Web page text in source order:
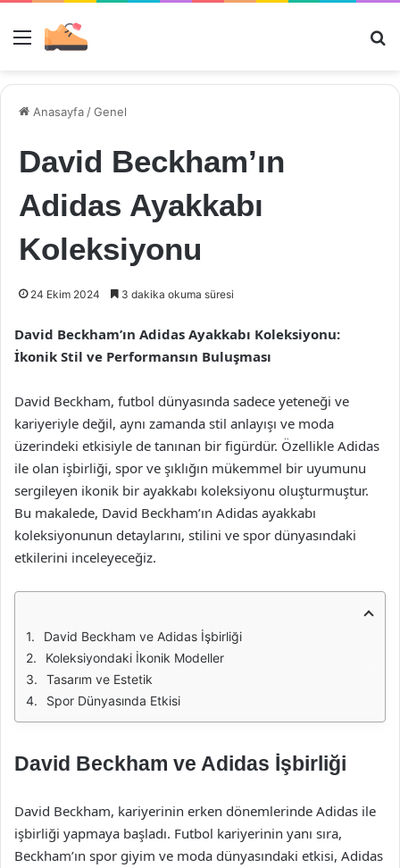
Menü
Anasayfa /Genel
David Beckham’ın
Adidas Ayakkabı
Koleksiyonu
24 Ekim 2024 3 dakika okuma süresi
David Beckham’ın Adidas Ayakkabı Koleksiyonu:
İkonik Stil ve Performansın Buluşması
David Beckham, futbol dünyasında sadece yeteneği ve
kariyeriyle değil, aynı zamanda stil anlayışı ve moda
üzerindeki etkisiyle de tanınan bir figürdür. Özellikle Adidas
ile olan işbirliği, spor ve şıklığın mükemmel bir uyumunu
sergileyen ikonik bir ayakkabı koleksiyonu oluşturmuştur.
Bu makalede, David Beckham’ın Adidas ayakkabı
koleksiyonunun detaylarını, stilini ve spor dünyasındaki
etkilerini inceleyeceğiz.
David Beckham ve Adidas İşbirliği
Koleksiyondaki İkonik Modeller
Tasarım ve Estetik
Spor Dünyasında Etkisi
David Beckham ve Adidas İşbirliği
David Beckham, kariyerinin erken dönemlerinde Adidas ile
işbirliği yapmaya başladı. Futbol kariyerinin yanı sıra,
Beckham’ın spor giyim ve moda dünyasındaki etkisi, Adidas